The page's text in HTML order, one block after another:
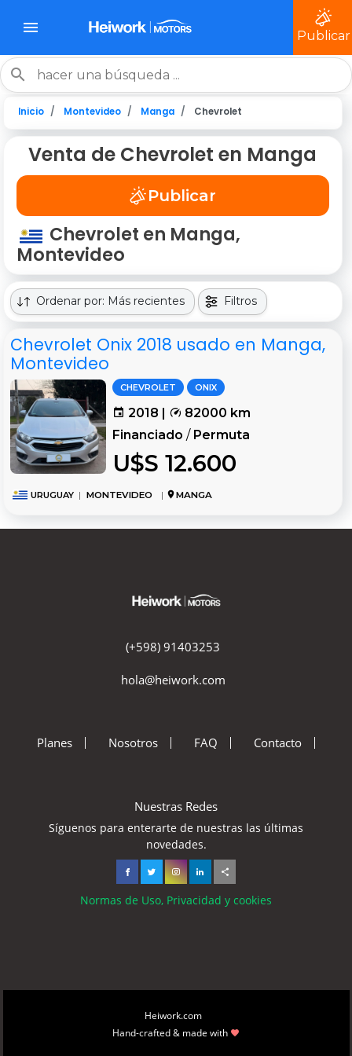
Publicar
Inicio Montevideo Manga Chevrolet
Venta de Chevrolet en Manga
Publicar
Chevrolet en Manga,
Montevideo
Ordenar por: Más recientes Filtros
Chevrolet Onix 2018 usado en Manga,
Montevideo
CHEVROLET ONIX
2018 |
82000 km
Financiado / Permuta
U$S 12.600
URUGUAY | MONTEVIDEO | MANGA
(+598) 91403253
hola@heiwork.com
Planes Nosotros FAQ Contacto
Nuestras Redes
Síguenos para enterarte de nuestras las últimas
novedades.
Normas de Uso, Privacidad y cookies
Heiwork.com
Hand-crafted & made with